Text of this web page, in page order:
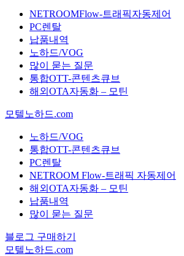
NETROOMFlow-트래픽자동제어
PC렌탈
납품내역
노하드/VOG
많이 묻는 질문
통합OTT-콘텐츠큐브
해외OTA자동화 – 모틴
모텔노하드.com
노하드/VOG
통합OTT-콘텐츠큐브
PC렌탈
NETROOM Flow-트래픽 자동제어
해외OTA자동화 – 모틴
납품내역
많이 묻는 질문
블로그 구매하기
모텔노하드.com